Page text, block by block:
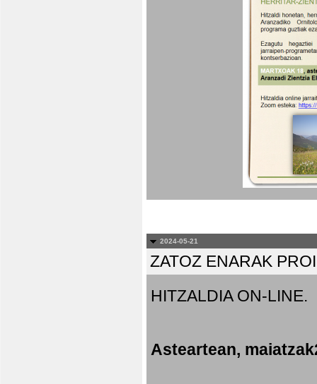
2024-05-21
ZATOZ ENARAK
HITZALDIA ON-LINE.
Asteartean,